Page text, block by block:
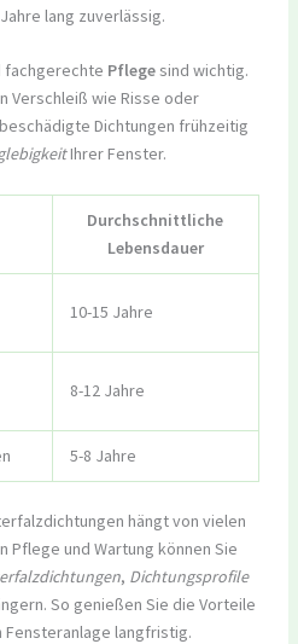
lang zuverlässig.
fachgerechte Pflegesind wichtig.
Verschleiß wie Risse oder
Dichtungen frühzeitig
Ihrer Fenster.
Durchschnittliche
Lebensdauer
10-15 Jahre
8-12 Jahre
5-8 Jahre
hängt von vielen
Pflege und Wartung können Sie
, Dichtungsprofile
So genießen Sie die Vorteile
langfristig.